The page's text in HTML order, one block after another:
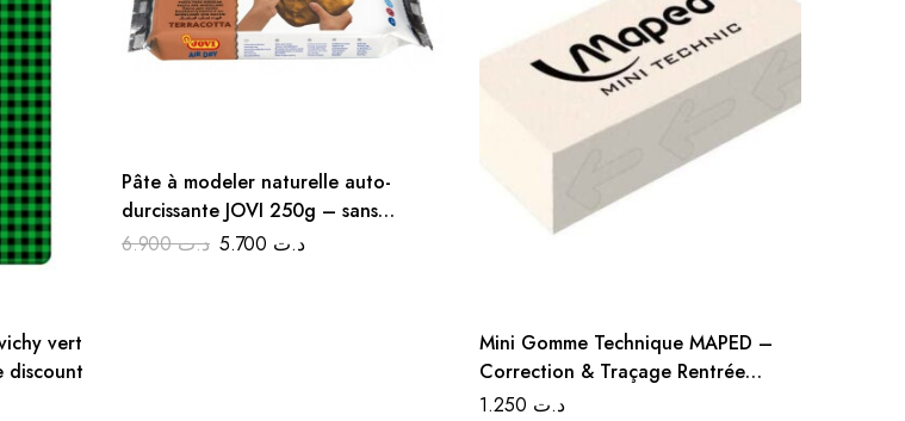
vert
discount
Pâte à modeler naturelle auto-
durcissante JOVI 250g – sans
cuisson, sans odeur
د.ت6.900 د.ت
Mini Gomme Technique MAPED –
Correction & Traçage Rentrée
Discountد.ت